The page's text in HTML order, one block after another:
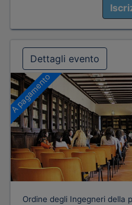
Dettagli evento
A pagamento
Ordine degli Ingegneri della